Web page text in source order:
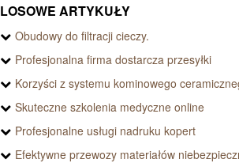
LOSOWE ARTYKUŁY
Obudowy do filtracji cieczy.
Profesjonalna firma dostarcza przesyłki
Korzyści z systemu kominowego
Skuteczne szkolenia medyczne online
Profesjonalne usługi nadruku kopert
Efektywne przewozy materiałów